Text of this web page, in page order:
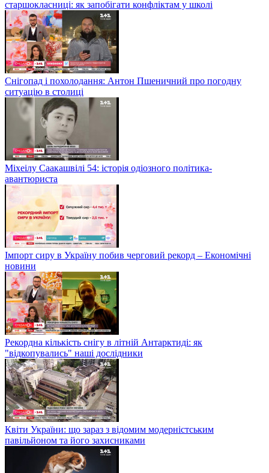
старшокласниці: як запобігати конфліктам у школі
Снігопад і похолодання: Антон Пшеничний про погодну
ситуацію в столиці
Міхеілу Саакашвілі 54: історія одіозного політика-
авантюриста
Імпорт сиру в Україну побив черговий рекорд – Економічні
новини
Рекордна кількість снігу в літній Антарктиді: як
"відкопувались" наші дослідники
Квіти України: що зараз з відомим модерністським
павільйоном та його захисниками